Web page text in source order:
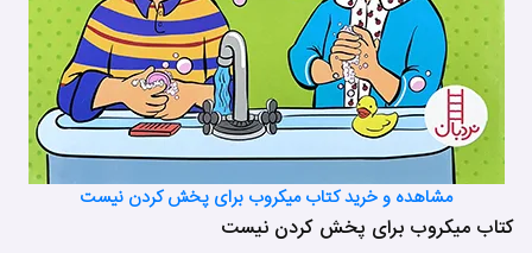
مشاهده و خرید کتاب میکروب برای پخش کردن نیست
کتاب میکروب برای پخش کردن نیست